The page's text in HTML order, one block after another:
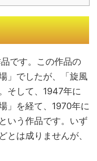
です。この作品の
」でしたが、「旋風
そして、1947年に
」を経て、1970年に
いう作品です。いず
とは成りませんが、